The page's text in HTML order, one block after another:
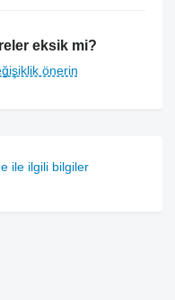
eksik mi?
önerin
ile ilgili bilgiler